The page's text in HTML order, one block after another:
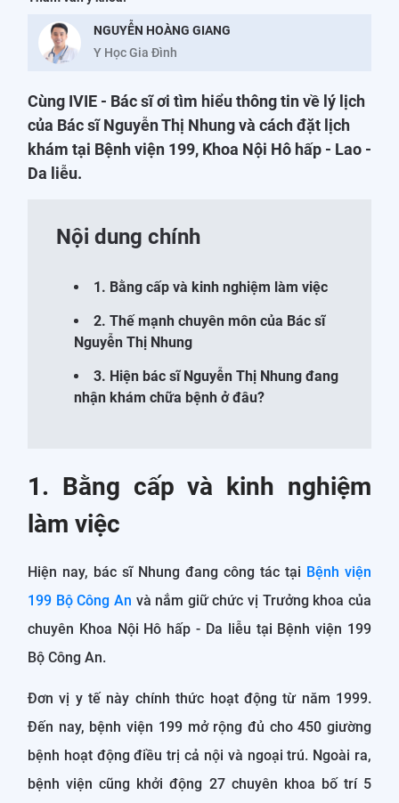
NGUYỄN HOÀNG GIANG
Y Học Gia Đình
Cùng IVIE - Bác sĩ ơi tìm hiểu thông tin về lý lịch
của Bác sĩ Nguyễn Thị Nhung và cách đặt lịch
khám tại Bệnh viện 199, Khoa Nội Hô hấp - Lao -
Da liễu.
Nội dung chính
1. Bằng cấp và kinh nghiệm làm việc
2. Thế mạnh chuyên môn của Bác sĩ
Nguyễn Thị Nhung
3. Hiện bác sĩ Nguyễn Thị Nhung đang
nhận khám chữa bệnh ở đâu?
1. Bằng cấp và kinh nghiệm
làm việc
Hiện nay, bác sĩ Nhung đang công tác tại Bệnh viện
199 Bộ Công An và nắm giữ chức vị Trưởng khoa của
chuyên Khoa Nội Hô hấp - Da liễu tại Bệnh viện 199
Bộ Công An.
Đơn vị y tế này chính thức hoạt động từ năm 1999.
Đến nay, bệnh viện 199 mở rộng đủ cho 450 giường
bệnh hoạt động điều trị cả nội và ngoại trú. Ngoài ra,
bệnh viện cũng khởi động 27 chuyên khoa bố trí 5